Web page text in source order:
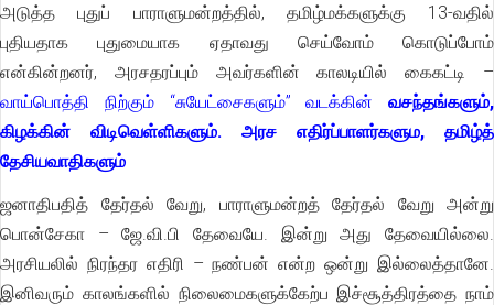
அடுத்த புதுப் பாராளுமன்றத்தில், தமிழ்மக்களுக்கு 13-வதில்
புதியதாக புதுமையாக ஏதாவது செய்வோம் கொடுப்போம்
என்கின்றனர், அரசதரப்பும் அவர்களின் காலடியில் கைகட்டி –
வாய்பொத்தி நிற்கும் “சுயேட்சைகளும்” வடக்கின் வசந்தங்களும்,
கிழக்கின் விடிவெள்ளிகளும். அரச எதிர்ப்பாளர்களும, தமிழ்த்
தேசியவாதிகளும்
ஜனாதிபதித் தேர்தல் வேறு, பாராளுமன்றத் தேர்தல் வேறு அன்று
பொன்சேகா – ஜே.வி.பி தேவையே. இன்று அது தேவையில்லை.
அரசியலில் நிரந்தர எதிரி – நண்பன் என்ற ஒன்று இல்லைத்தானே.
இனிவரும் காலங்களில் நிலைமைகளுக்கேற்ப இச்சூத்திரத்தை நாம்